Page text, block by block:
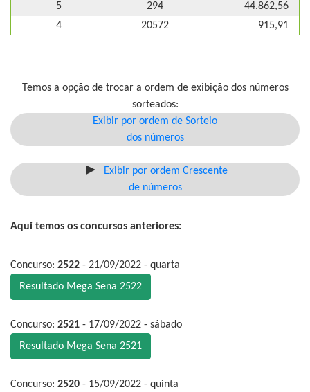
5
294
44.862,56
4
20572 915,91
Temos a opção de trocar a ordem de exibição dos números
sorteados:
Exibir por ordem de Sorteio
dos números
Exibir por ordem Crescente
de números
Aqui temos os concursos anteriores:
Concurso: 2522 - 21/09/2022 - quarta
Resultado Mega Sena 2522
Concurso: 2521 - 17/09/2022 - sábado
Resultado Mega Sena 2521
Concurso: 2520 - 15/09/2022 - quinta